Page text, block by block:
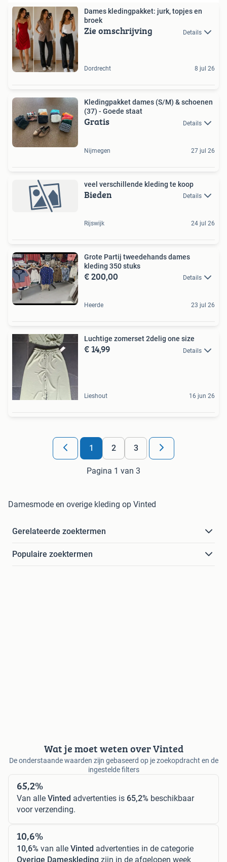
Dames kledingpakket: jurk, topjes en
broek
Zie omschrijving Details
Dordrecht 8 jul 26
Kledingpakket dames (S/M) & schoenen
(37) - Goede staat
Gratis Details
Nijmegen 27 jul 26
veel verschillende kleding te koop
Bieden Details
Rijswijk 24 jul 26
Grote Partij tweedehands dames
kleding 350 stuks
€ 200,00 Details
Heerde 23 jul 26
Luchtige zomerset 2delig one size
€ 14,99 Details
Lieshout 16 jun 26
1 2 3
Pagina 1 van 3
Damesmode en overige kleding op Vinted
Gerelateerde zoektermen
Populaire zoektermen
Wat je moet weten over Vinted
De onderstaande waarden zijn gebaseerd op je zoekopdracht en de
ingestelde filters
65,2%
Van alle Vinted advertenties is 65,2% beschikbaar
voor verzending.
10,6%
10,6% van alle Vinted advertenties in de categorie
Overige Dameskleding zijn in de afgelopen week